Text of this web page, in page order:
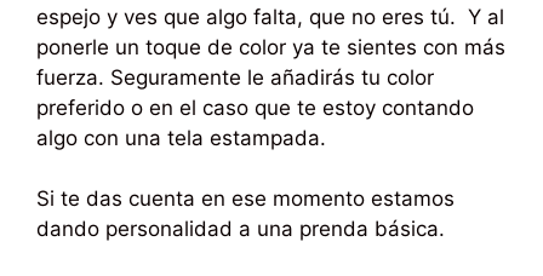
espejo y ves que algo falta, que no eres tú. Y al
ponerle un toque de color ya te sientes con más
fuerza. Seguramente le añadirás tu color
preferido o en el caso que te estoy contando
algo con una tela estampada.
Si te das cuenta en ese momento estamos
dando personalidad a una prenda básica.